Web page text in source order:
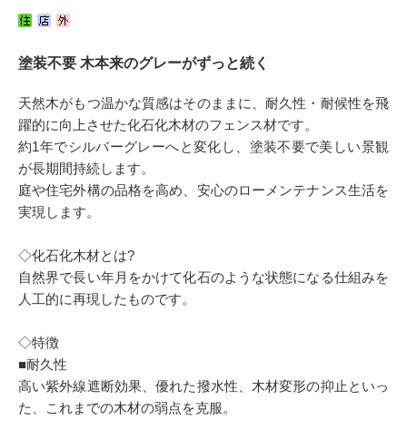
かたなび コラム
すまいリング 設計士インタビュー
Q＆A 販売・施工代理店募集
お気に入り
塗装不要 木本来のグレーがずっと続く
天然木がもつ温かな質感はそのままに、耐久性・耐候性を飛
躍的に向上させた化石化木材のフェンス材です。
約1年でシルバーグレーへと変化し、塗装不要で美しい景観
が長期間持続します。
庭や住宅外構の品格を高め、安心のローメンテナンス生活を
実現します。
◇化石化木材とは?
自然界で長い年月をかけて化石のような状態になる仕組みを
人工的に再現したものです。
◇特徴
■耐久性
高い紫外線遮断効果、優れた撥水性、木材変形の抑止といっ
た、これまでの木材の弱点を克服。